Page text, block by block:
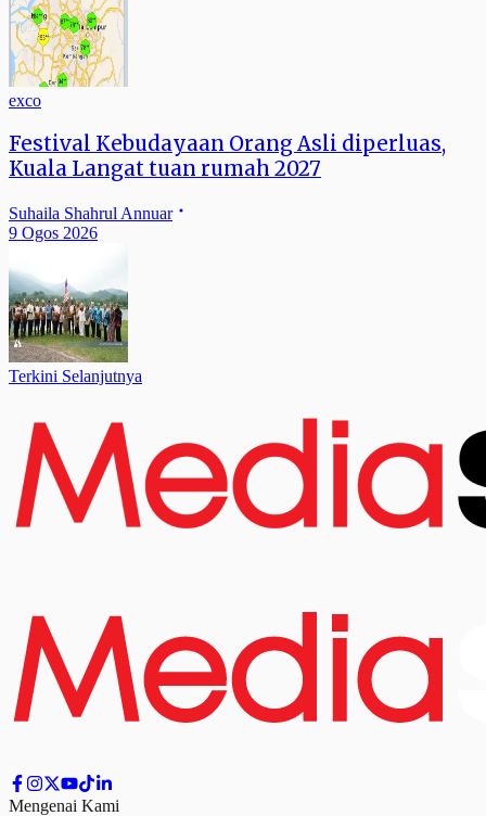
exco
Festival Kebudayaan Orang Asli diperluas,
Kuala Langat tuan rumah 2027
Suhaila Shahrul Annuar
9 Ogos 2026
Terkini Selanjutnya
Mengenai Kami